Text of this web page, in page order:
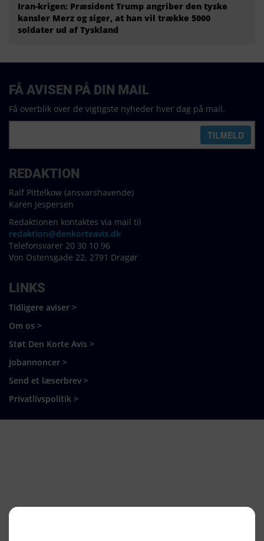
Iran-krigen: Præsident Trump angriber den tyske
kansler Merz og siger, at han vil trække 5000
soldater ud af Tyskland
REDAKTION
Ralf Pittelkow (ansvarshavende)
Karen Jespersen
Redaktionen kontaktes via mail til
redaktion@denkorteavis.dk
Telefonsvarer 20 30 10 96
Von Ostensgade 22, 2791 Dragør
LINKS
Tidligere aviser >
Om os >
Støt Den Korte Avis >
Jobannoncer >
Send et læserbrev >
Privatlivspolitik >
FÅ AVISEN PÅ DIN MAIL
Få overblik over de vigtigste nyheder hver dag på mail.